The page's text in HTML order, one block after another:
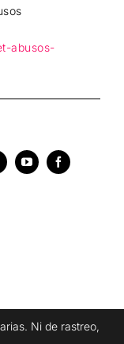
abusos-
Ni de rastreo,